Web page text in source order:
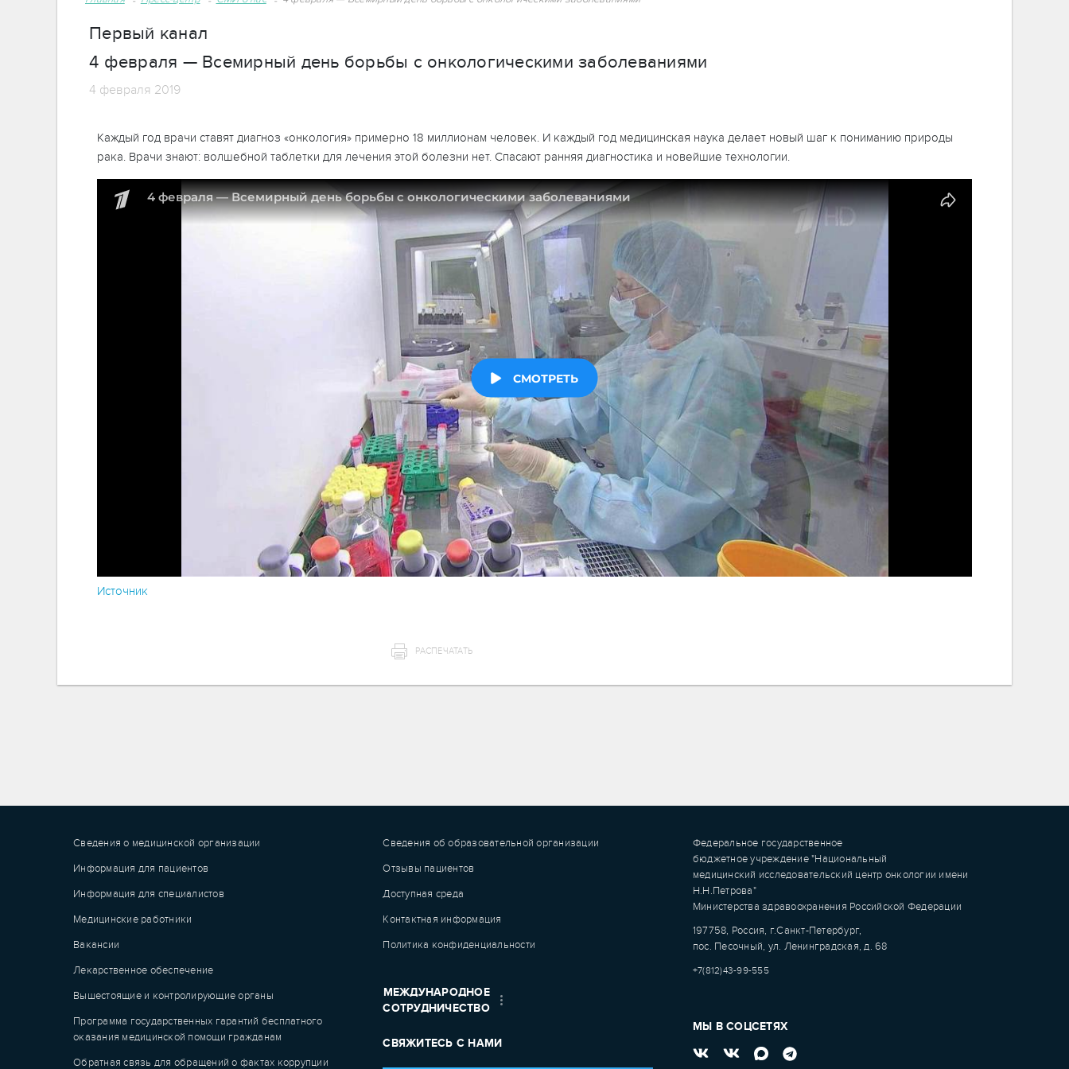
Первый канал
4 февраля — Всемирный день борьбы с онкологическими заболеваниями
4 февраля 2019
Каждый год врачи ставят диагноз «онкология» примерно 18 миллионам человек. И каждый год медицинская наука делает новый шаг к пониманию природы
рака. Врачи знают: волшебной таблетки для лечения этой болезни нет. Спасают ранняя диагностика и новейшие технологии.
Источник
РАСПЕЧАТАТЬ
Сведения о медицинской организации
Информация для пациентов
Информация для специалистов
Медицинские работники
Вакансии
Лекарственное обеспечение
Вышестоящие и контролирующие органы
Программа государственных гарантий бесплатного
оказания медицинской помощи гражданам
Обратная связь для обращений о фактах коррупции
Сведения об образовательной организации
Отзывы пациентов
Доступная среда
Контактная информация
Политика конфиденциальности
МЕЖДУНАРОДНОЕ
СОТРУДНИЧЕСТВО
СВЯЖИТЕСЬ С НАМИ
Федеральное государственное
бюджетное учреждение "Национальный
медицинский исследовательский центр онкологии имени
Н.Н.Петрова"
Министерства здравоохранения Российской Федерации
197758, Россия, г.Санкт-Петербург,
пос. Песочный, ул. Ленинградская, д. 68
+7(812)43-99-555
МЫ В СОЦСЕТЯХ